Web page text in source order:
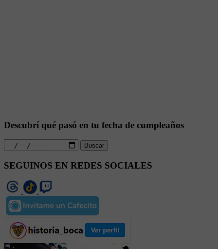
Descubrí qué pasó en tu fecha de cumpleaños
Buscar
SEGUINOS EN REDES SOCIALES